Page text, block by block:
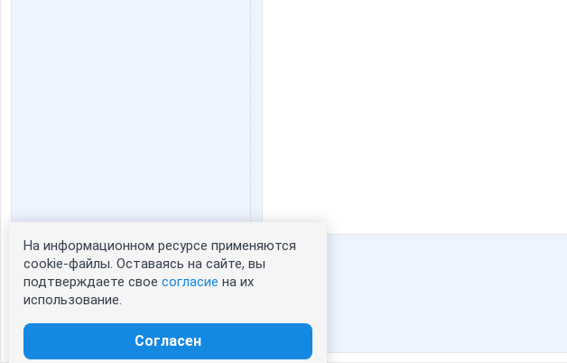
Статистика портрета:
сейчас просматривают портрет - 0
зарегистрированные пользователи
На информационном ресурсе применяются
cookie-файлы. Оставаясь на сайте, вы
подтверждаете свое согласие на их
использование.
Согласен